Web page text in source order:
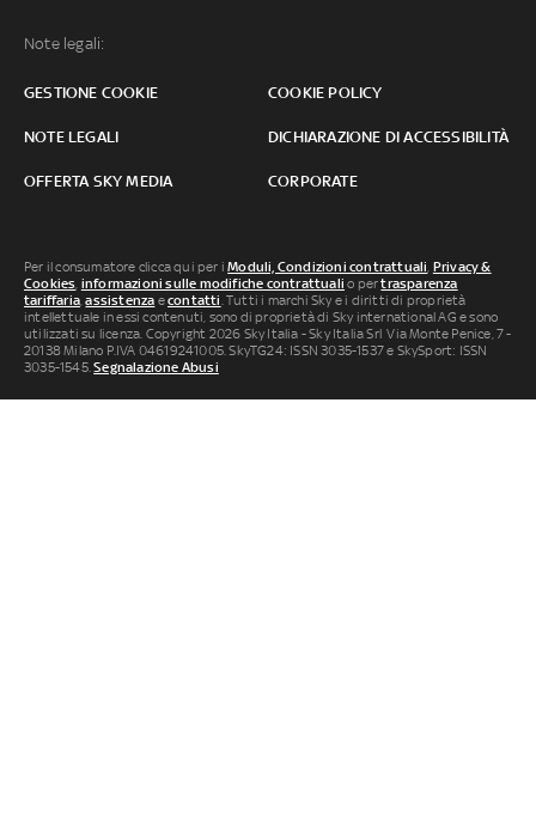
Note legali:
GESTIONE COOKIE COOKIE POLICY
NOTE LEGALI DICHIARAZIONE DI ACCESSIBILITÀ
OFFERTA SKY MEDIA CORPORATE
Per il consumatore clicca qui per iModuli, Condizioni contrattuali, Privacy &
Cookies, informazioni sulle modifiche contrattuali o pertrasparenza
tariffaria,assistenza econtatti. Tutti i marchi Sky e i diritti di proprietà
intellettuale in essi contenuti, sono di proprietà di Sky international AG e sono
utilizzati su licenza. Copyright 2026 Sky Italia - Sky Italia Srl Via Monte Penice, 7 -
20138 Milano P.IVA 04619241005. SkyTG24: ISSN 3035-1537 e SkySport: ISSN
3035-1545.Segnalazione Abusi